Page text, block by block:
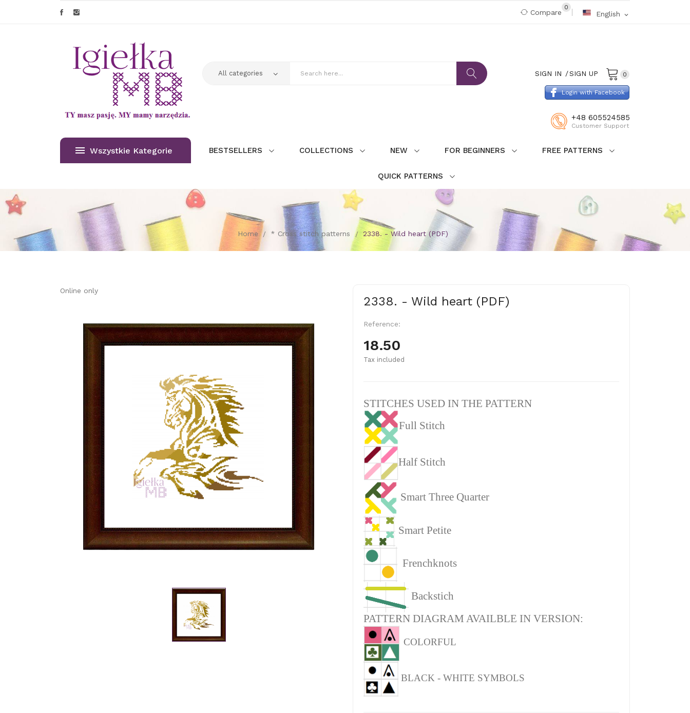
English expand_more
Compare
0
0
SIGN IN SIGN UP
+48 605524585
Customer Support
Login with Facebook
Wszystkie Kategorie BESTSELLERS COLLECTIONS NEW FOR BEGINNERS FREE PATTERNS
QUICK PATTERNS
Home * Cross stitch patterns 2338. - Wild heart (PDF)
Online only
2338. - Wild heart (PDF)
Reference:
18.50
Tax included
STITCHES USED IN THE PATTERN
Full Stitch
Half Stitch
Smart Three Quarter
Smart Petite
Frenchknots
Backstich
PATTERN DIAGRAM AVAILBLE IN VERSION:
COLORFUL
BLACK - WHITE SYMBOLS